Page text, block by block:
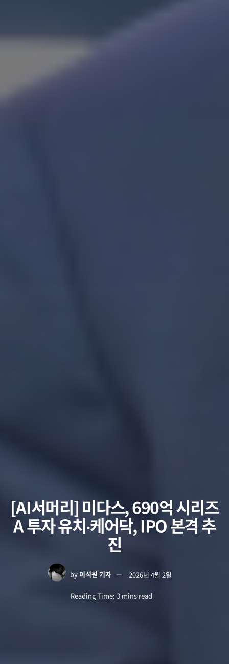
[AI서머리] 미다스, 690억 시리즈
A 투자 유치‧케어닥, IPO 본격 추
진
by 이석원 기자 2026년 4월 2일
Reading Time: 3 mins read